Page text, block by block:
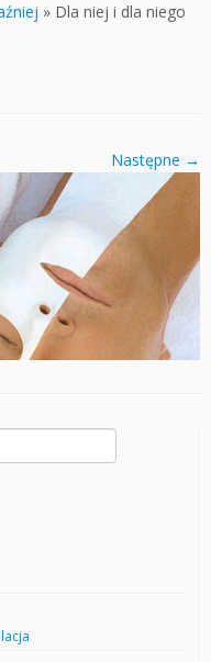
» Dla niej i dla niego
Następne →